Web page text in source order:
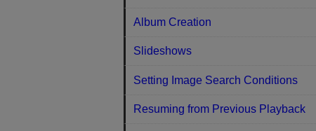
Album Creation
Slideshows
Setting Image Search Conditions
Resuming from Previous Playback